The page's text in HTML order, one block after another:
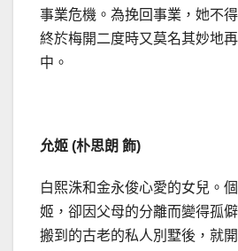
事業危機。為挽回事業，她不
終於梅開二度時又莫名其妙地
中。
允姬 (朴思朗 飾)
白熙洙和金永俊心愛的女兒。
姬，卻因父母的分離而變得孤
搬到的古老的私人別墅後，就